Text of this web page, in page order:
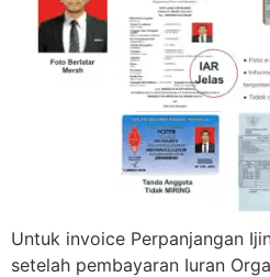
Untuk invoice Perpanjangan
setelah pembayaran Iuran